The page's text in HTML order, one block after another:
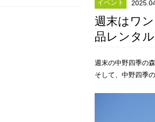
イベント
週末はワ
品レンタ
週末の中野四季の
そして、中野四季